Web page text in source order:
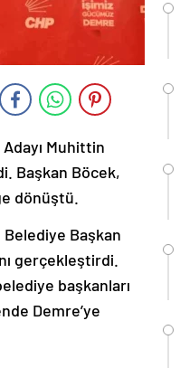
Muhittin
Başkan Böcek,
dönüştü.
Başkan
gerçekleştirdi.
başkanları
Demre’ye